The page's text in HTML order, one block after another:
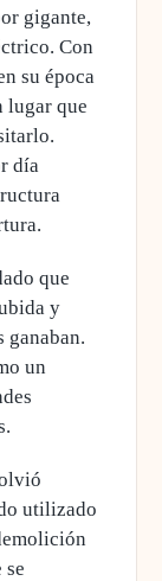
gigante,
Con
su época
lugar que
día
que
y
ganaban.
un
utilizado
se